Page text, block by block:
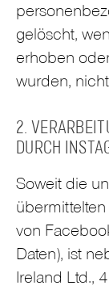
gelöscht,
erhoben
wurden,
2.
DURCH
Soweit die
von
Daten), ist
Ireland Ltd.,